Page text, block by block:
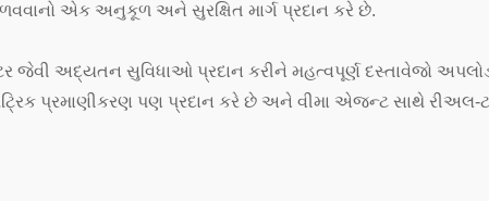
એક અનુકૂળ અને સુરક્ષિત માર્ગ પ્રદાન કરે છે.
અદ્યતન સુવિધાઓ પ્રદાન કરીને મહત્વપૂર્ણ દસ્તાવેજો અપલોડ
પ્રમાણીકરણ પણ પ્રદાન કરે છે અને વીમા એજન્ટ સાથે રીઅલ-